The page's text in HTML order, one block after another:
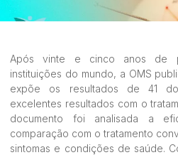
Após vinte e cinco anos de
instituições do mundo, a OMS
expõe os resultados de 41
excelentes resultados com o
documento foi analisada a
comparação com o tratamento
sintomas e condições de saúde.